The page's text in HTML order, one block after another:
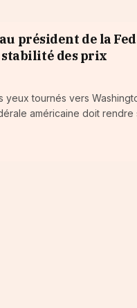
président de la Fed
des prix
yeux tournés vers
américaine doit rendre